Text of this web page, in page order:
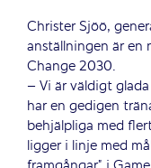
Christer Sjöö,
anställningen är
Change 2030.
– Vi är väldigt
har en gedigen
behjälpliga med
ligger i linje med